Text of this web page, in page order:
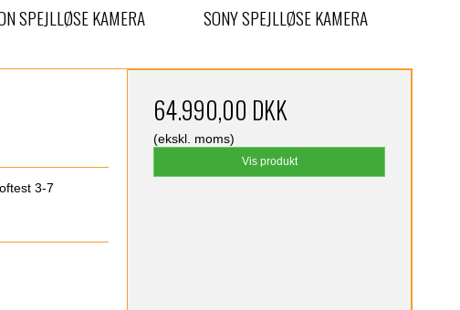
SPEJLLØSE KAMERA SONY SPEJLLØSE KAMERA
3-7
64.990,00 DKK
(ekskl. moms)
Vis produkt